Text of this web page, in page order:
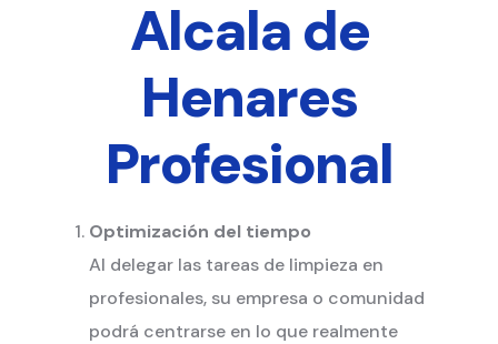
Alcala de
Henares
Profesional
Optimización del tiempo
Al delegar las tareas de limpieza en
profesionales, su empresa o comunidad
podrá centrarse en lo que realmente